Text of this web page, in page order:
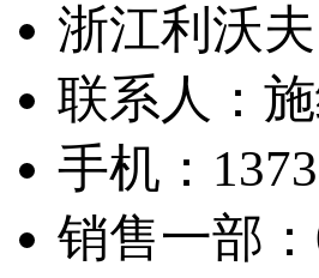
浙江利沃
联系人：
手机：
销售一部